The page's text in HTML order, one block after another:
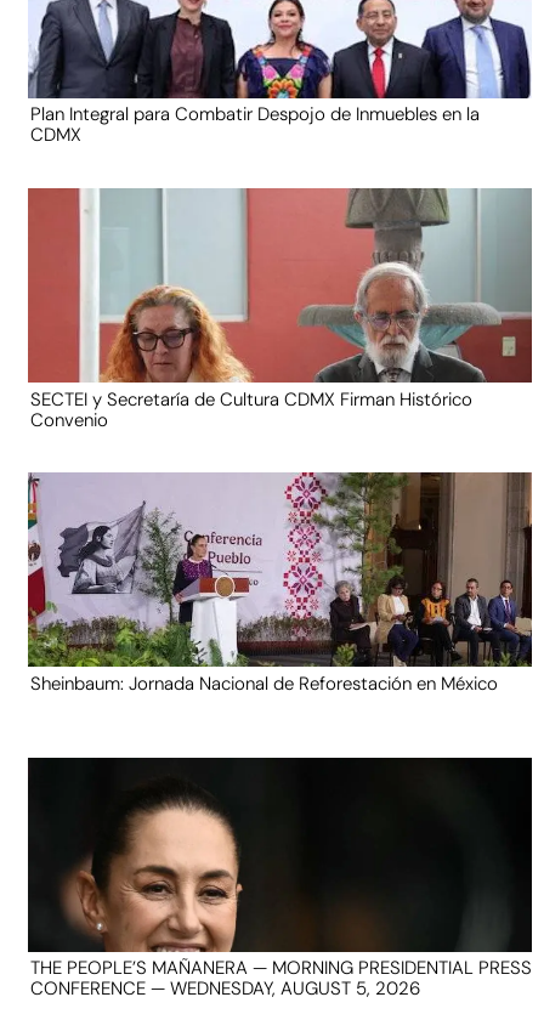
Plan Integral para Combatir Despojo de Inmuebles en la
CDMX
SECTEI y Secretaría de Cultura CDMX Firman Histórico
Convenio
Sheinbaum: Jornada Nacional de Reforestación en México
THE PEOPLE’S MAÑANERA — MORNING PRESIDENTIAL PRESS
CONFERENCE — WEDNESDAY, AUGUST 5, 2026